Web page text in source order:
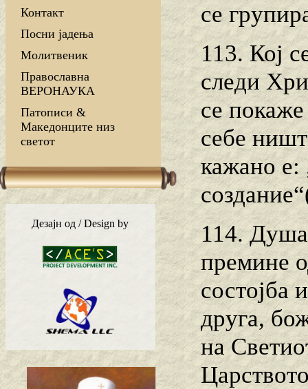
Контакт
Посни јадења
Молитвеник
Православна
ВЕРОНАУКА
Патописи &
Македонците низ
светот
Дезајн од / Design by
се
113. Кој
следи
се
себе
кажано е:
114. Душа
премине
состојба
друга,
на